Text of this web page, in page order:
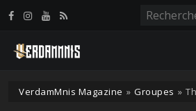
VerdamMnis Magazine » Groupes »
Panneau de gestion des cookies